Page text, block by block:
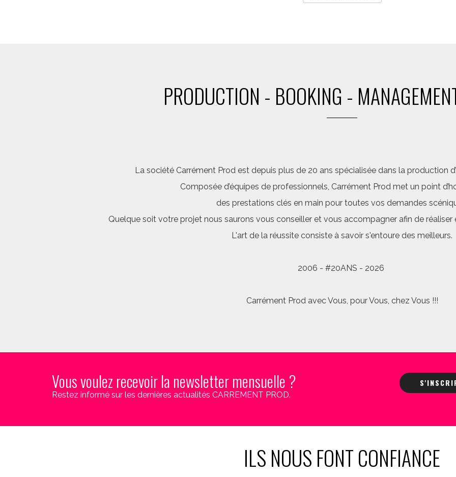
PRODUCTION - BOOKING -
La société Carrément Prod est depuis plus de 20 ans spécialisée dans la production
Composée d’équipes de professionnels, Carrément Prod met un point
des prestations clés en main pour toutes vos demandes
Quelque soit votre projet nous saurons vous conseiller et vous accompagner afin de réaliser
L'art de la réussite consiste à savoir s'entoure des meilleurs.
2006 - #20ANS - 2026
Carrément Prod avec Vous, pour Vous, chez Vous !!!
Vous voulez recevoir la newsletter mensuelle ?
Restez informé sur les dernières actualités CARREMENT PROD.
ILS NOUS FONT CONFIANCE